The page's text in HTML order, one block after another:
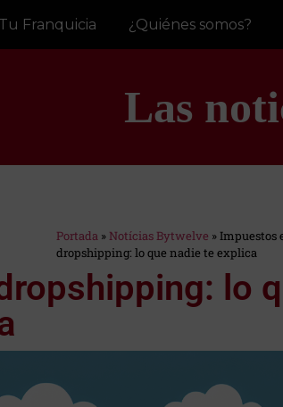
Franquicia ¿Quiénes somos?
Las
Portada»Notícias Bytwelve »Impuestos
dropshipping: lo que nadie te explica
lo